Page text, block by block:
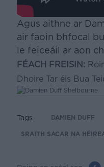
Agus aithne ar
air faoin bhfocal
le feiceáil ar aon
FÉACH FREISIN:
Dhoire Tar éis Bua
Tags DAMIEN DUFF
SRAITH SACAR NA